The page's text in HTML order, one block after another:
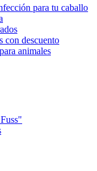
para tu caballo
con descuento
animales